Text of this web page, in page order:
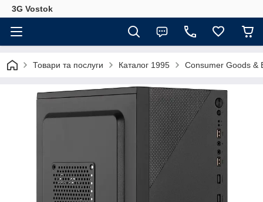
3G Vostok
Товари та послуги Каталог 1995 Consumer Goods &